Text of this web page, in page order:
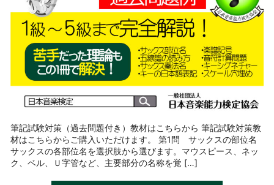
筆記試験対策（過去問題付き）教材はこちらから 筆記試験対策教
材はこちらからご購入いただけます。 第1問 サックスの部位名
サックスの各部位名を選択肢から選びます。マウスピース、ネッ
ク、ベル、Ｕ字管など、主要部分の名称を覚 […]